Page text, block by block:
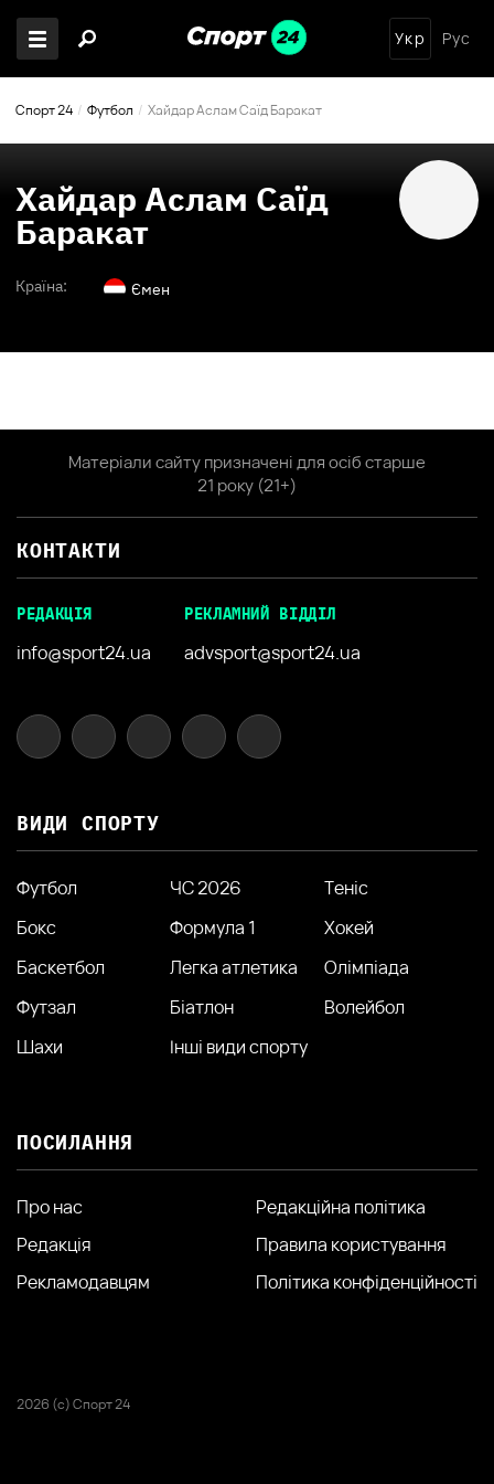
Укр Рус
Спорт 24 Футбол Хайдар Аслам Саїд Баракат
Хайдар Аслам Саїд
Баракат
Країна: Ємен
Матеріали сайту призначені для осіб старше
21 року (21+)
КОНТАКТИ
РЕДАКЦІЯ
info@sport24.ua
РЕКЛАМНИЙ ВІДДІЛ
advsport@sport24.ua
ВИДИ СПОРТУ
Футбол ЧС 2026
Теніс
Бокс
Формула 1
Хокей
Баскетбол
Легка атлетика
Олімпіада
Футзал
Біатлон
Волейбол
Шахи
Інші види спорту
ПОСИЛАННЯ
Про нас
Редакція
Рекламодавцям
Редакційна політика
Правила користування
Політика конфіденційності
2026 (с) Спорт 24